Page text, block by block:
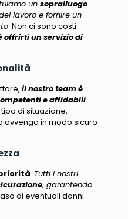
un sopralluogo
lavoro e fornire un
. Non ci sono costi
offrirti un servizio di
il nostro team è
e affidabili.
di situazione,
avvenga in modo sicuro
. Tutti i nostri
, garantendo
di eventuali danni